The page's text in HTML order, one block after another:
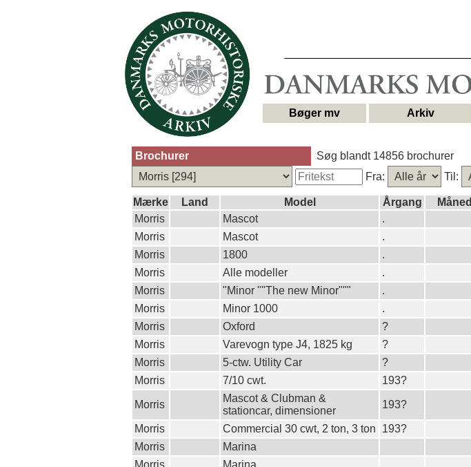
Bøger mv Arkiv
Brochurer
Søg blandt 14856 brochurer
Fra:
Til:
Mærke Land Model Årgang Måned
Morris
Mascot .
Morris
Mascot .
Morris
1800 .
Morris
Alle modeller .
Morris
"Minor ""The new Minor""" .
Morris
Minor 1000 .
Morris
Oxford ?
Morris
Varevogn type J4, 1825 kg ?
Morris
5-ctw. Utility Car ?
Morris
7/10 cwt. 193?
Morris
Mascot & Clubman &
stationcar, dimensioner
193?
Morris Commercial 30 cwt, 2 ton, 3 ton 193?
Morris
Marina
Morris
Marina